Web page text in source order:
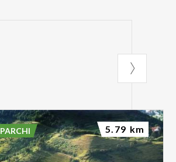
PARCHI 5.79 km